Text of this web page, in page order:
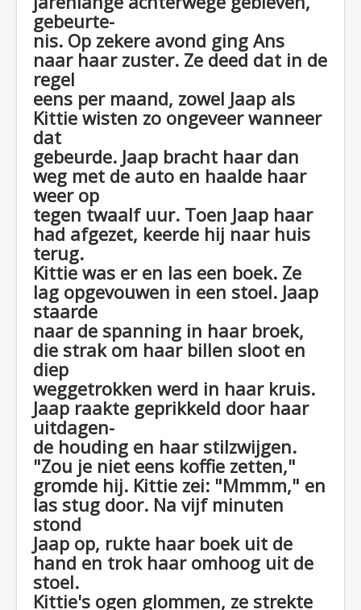
gebeurte-
nis. Op zekere avond ging Ans
naar haar zuster. Ze deed dat in de
regel
eens per maand, zowel Jaap als
Kittie wisten zo ongeveer wanneer
dat
gebeurde. Jaap bracht haar dan
weg met de auto en haalde haar
weer op
tegen twaalf uur. Toen Jaap haar
had afgezet, keerde hij naar huis
terug.
Kittie was er en las een boek. Ze
lag opgevouwen in een stoel. Jaap
staarde
naar de spanning in haar broek,
die strak om haar billen sloot en
diep
weggetrokken werd in haar kruis.
Jaap raakte geprikkeld door haar
uitdagen-
de houding en haar stilzwijgen.
"Zou je niet eens koffie zetten,"
gromde hij. Kittie zei: "Mmmm," en
las stug door. Na vijf minuten
stond
Jaap op, rukte haar boek uit de
hand en trok haar omhoog uit de
stoel.
Kittie's ogen glommen, ze strekte